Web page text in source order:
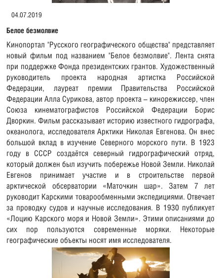
04.07.2019
Белое безмолвие
Кинопортал "Русского географического общества" представляет
новый фильм под названием "Белое безмолвие". Лента снята
при поддержке Фонда президентских грантов. Художественный
руководитель проекта народная артистка Российской
Федерации, лауреат премии Правительства Российской
Федерации Алла Сурикова, автор проекта – кинорежиссер, член
Союза кинематографистов Российской Федерации Борис
Дворкин. Фильм рассказывает историю известного гидрографа,
океанолога, исследователя Арктики Николая Евгенова. Он внес
большой вклад в изучение Северного морского пути. В 1923
году в СССР создаётся северный гидрографический отряд,
который должен был изучить побережье Новой Земли. Николай
Евгенов принимает участие и в строительстве первой
арктической обсерватории «Маточкин шар». Затем 7 лет
руководит Карскими товарообменными экспедициями. Отвечает
за проводку судов и научные исследования. В 1930 публикует
«Лоцию Карского моря и Новой Земли». Этими описаниями до
сих пор пользуются современные моряки. Некоторые
географические объекты носят имя исследователя.